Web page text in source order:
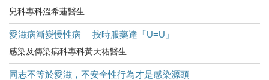
兒科專科溫希蓮醫生
愛滋病漸變慢性病 按時服藥達「U=U」
感染及傳染病科專科黃天祐醫生
同志不等於愛滋，不安全性行為才是感染源頭